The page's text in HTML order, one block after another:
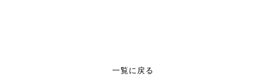
一覧に戻る